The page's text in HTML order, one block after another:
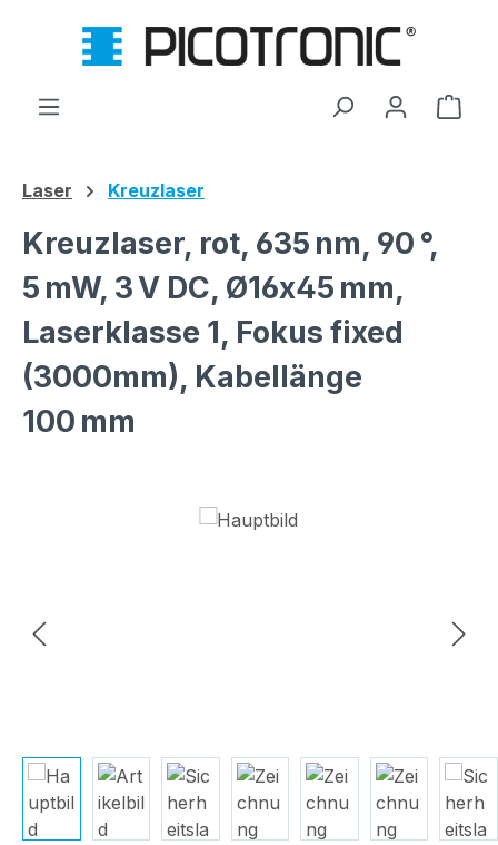
Zum Hauptinhalt springen
Laser Kreuzlaser
Kreuzlaser, rot, 635 nm, 90 °,
5 mW, 3 V DC, Ø16x45 mm,
Laserklasse 1, Fokus fixed
(3000mm), Kabellänge
100 mm
Bildergalerie überspringen